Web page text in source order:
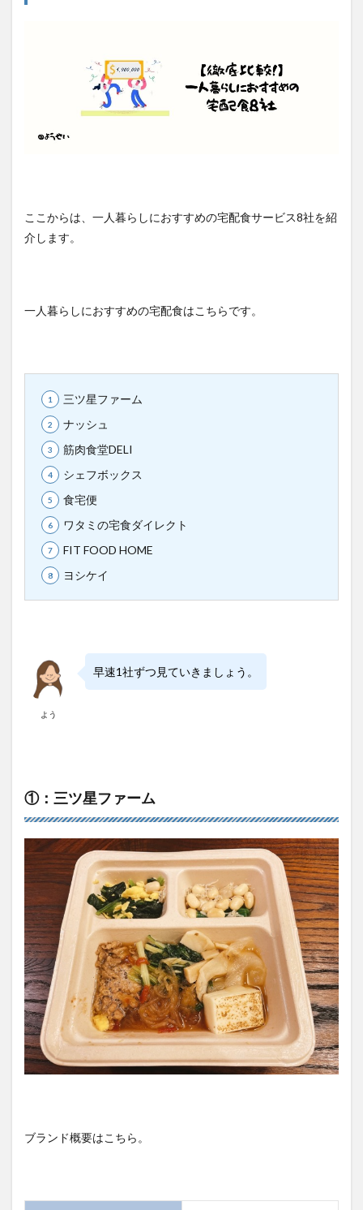
ここからは、一人暮らしにおすすめの宅配食サービス8社を紹
介します。
一人暮らしにおすすめの宅配食はこちらです。
三ツ星ファーム
ナッシュ
筋肉食堂DELI
シェフボックス
食宅便
ワタミの宅食ダイレクト
FIT FOOD HOME
ヨシケイ
よう
早速1社ずつ見ていきましょう。
①：三ツ星ファーム
ブランド概要はこちら。